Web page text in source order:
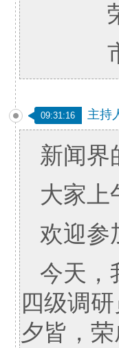
荣成
市教
09:31:16 主持
新闻界
大家上
欢迎参
今天，
四级调
夕皆，